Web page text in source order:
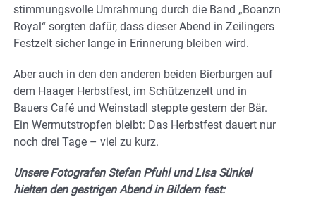
stimmungsvolle Umrahmung durch die Band „Boanzn
Royal“ sorgten dafür, dass dieser Abend in Zeilingers
Festzelt sicher lange in Erinnerung bleiben wird.
Aber auch in den den anderen beiden Bierburgen auf
dem Haager Herbstfest, im Schützenzelt und in
Bauers Café und Weinstadl steppte gestern der Bär.
Ein Wermutstropfen bleibt: Das Herbstfest dauert nur
noch drei Tage – viel zu kurz.
Unsere Fotografen Stefan Pfuhl und Lisa Sünkel
hielten den gestrigen Abend in Bildern fest: